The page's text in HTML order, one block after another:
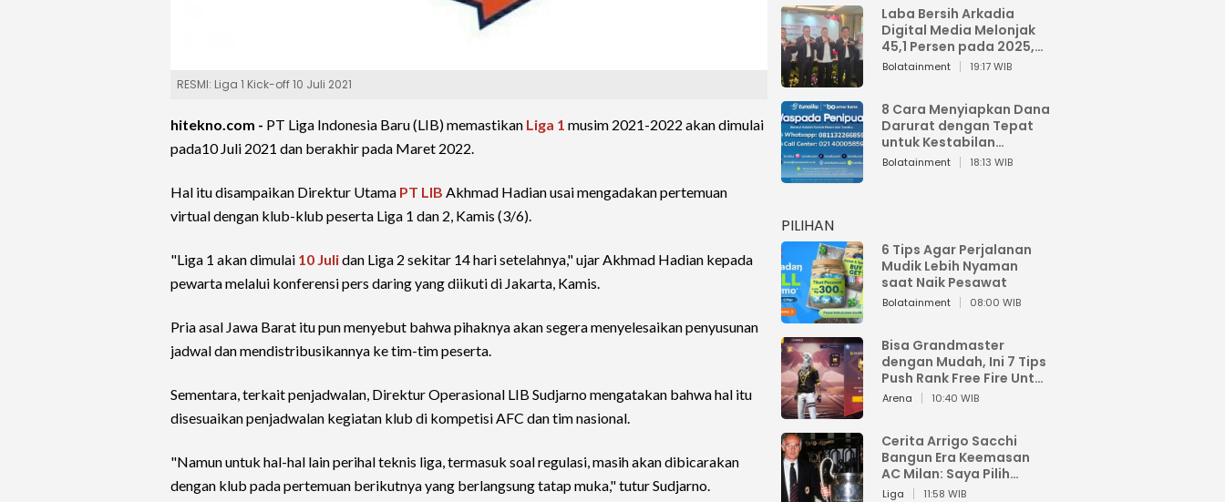
RESMI: Liga 1 Kick-off 10 Juli 2021
hitekno.com - PT Liga Indonesia Baru (LIB) memastikan Liga 1 musim 2021-2022 akan dimulai
pada10 Juli 2021 dan berakhir pada Maret 2022.
Hal itu disampaikan Direktur Utama PT LIB Akhmad Hadian usai mengadakan pertemuan
virtual dengan klub-klub peserta Liga 1 dan 2, Kamis (3/6).
"Liga 1 akan dimulai 10 Julidan Liga 2 sekitar 14 hari setelahnya," ujar Akhmad Hadian kepada
pewarta melalui konferensi pers daring yang diikuti di Jakarta, Kamis.
Pria asal Jawa Barat itu pun menyebut bahwa pihaknya akan segera menyelesaikan penyusunan
jadwal dan mendistribusikannya ke tim-tim peserta.
Sementara, terkait penjadwalan, Direktur Operasional LIB Sudjarno mengatakan bahwa hal itu
disesuaikan penjadwalan kegiatan klub di kompetisi AFC dan tim nasional.
"Namun untuk hal-hal lain perihal teknis liga, termasuk soal regulasi, masih akan dibicarakan
dengan klub pada pertemuan berikutnya yang berlangsung tatap muka," tutur Sudjarno.
Laba Bersih Arkadia
Digital Media Melonjak
45,1 Persen pada 2025,
Sentuh Rp1,76 Miliar
Bolatainment 19:17 WIB
8 Cara Menyiapkan Dana
Darurat dengan Tepat
untuk Kestabilan
Keuangan
Bolatainment 18:13 WIB
PILIHAN
6 Tips Agar Perjalanan
Mudik Lebih Nyaman
saat Naik Pesawat
Bolatainment 08:00 WIB
Bisa Grandmaster
dengan Mudah, Ini 7 Tips
Push Rank Free Fire Untuk
Pemula
Arena 10:40 WIB
Cerita Arrigo Sacchi
Bangun Era Keemasan
AC Milan: Saya Pilih
Pemain dari Isi Otaknya
Liga 11:58 WIB